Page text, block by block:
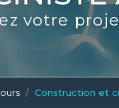
Le contrat
votre
Construction et